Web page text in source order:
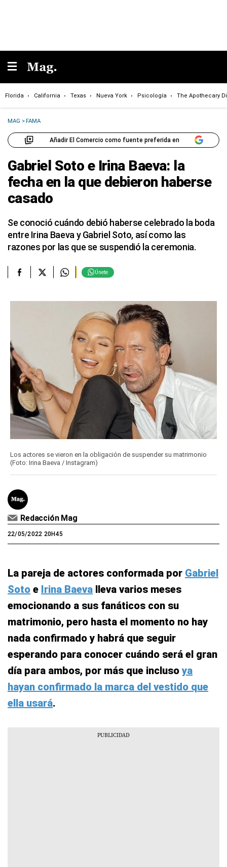
Florida California Texas Nueva York Psicología The Apothecary
MAG >FAMA
Añadir El Comercio como fuente preferida en
Gabriel Soto e Irina Baeva: la
fecha en la que debieron haberse
casado
Se conoció cuándo debió haberse celebrado la boda
entre Irina Baeva y Gabriel Soto, así como las
razones por las que se suspendió la ceremonia.
Únete
Los actores se vieron en la obligación de suspender su matrimonio
(Foto: Irina Baeva / Instagram)
Redacción Mag
22/05/2022 20H45
La pareja de actores conformada por Gabriel
Soto e Irina Baeva lleva varios meses
emocionando a sus fanáticos con su
matrimonio, pero hasta el momento no hay
nada confirmado y habrá que seguir
esperando para conocer cuándo será el gran
día para ambos, por más que inclusoya
hayan confirmado la marca del vestido que
ella usará.